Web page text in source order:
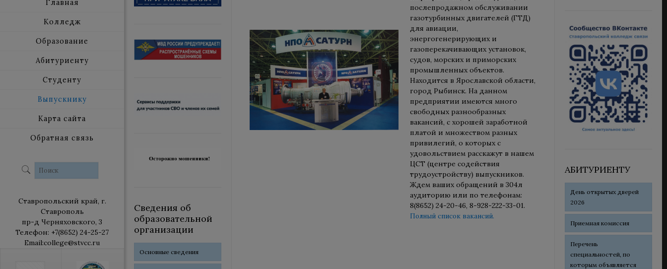
Главная
Колледж
Образование
Абитуриенту
Студенту
Выпускнику
Карта сайта
Обратная связь
Ставропольский край, г.
Ставрополь
пр-д Черняховского, 3
Телефон: +7(8652) 24-25-27
Email:college@stvcc.ru
послепродажном обслуживании
газотурбинных двигателей (ГТД)
для авиации,
энергогенерирующих и
газоперекачивающих установок,
судов, морских и приморских
промышленных объектов.
Находится в Ярославской области,
город Рыбинск. На данном
предприятии имеются много
свободных разнообразных
вакансий, с хорошей заработной
платой и множеством разных
привилегий, о которых с
удовольствием расскажут в нашем
ЦСТ (центре содействия
трудоустройству) выпускников.
Ждем ваших обращений в 304л
аудиторию или по телефонам:
8(8652) 24-20-46, 8-928-222-33-01.
Полный список вакансий.
Сведения об
образовательной
организации
Основные сведения
АБИТУРИЕНТУ
День открытых дверей
2026
Приемная комиссия
Перечень
специальностей, по
которым объявляется